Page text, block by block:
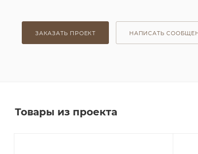
ЗАКАЗАТЬ ПРОЕКТ НАПИСАТЬ
Товары из проекта